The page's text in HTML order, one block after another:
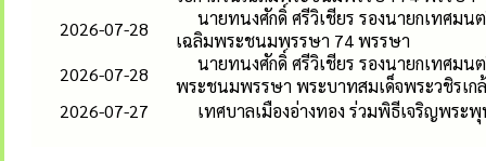
2026-07-28
นายทนงศักดิ์ ศรีวิเชียร รองนายกเทศมน
เฉลิมพระชนมพรรษา 74 พรรษา
2026-07-28
นายทนงศักดิ์ ศรีวิเชียร รองนายกเทศม
พระชนมพรรษา พระบาทสมเด็จพระวชิรเก
2026-07-27
เทศบาลเมืองอ่างทอง ร่วมพิธีเจริญพระ